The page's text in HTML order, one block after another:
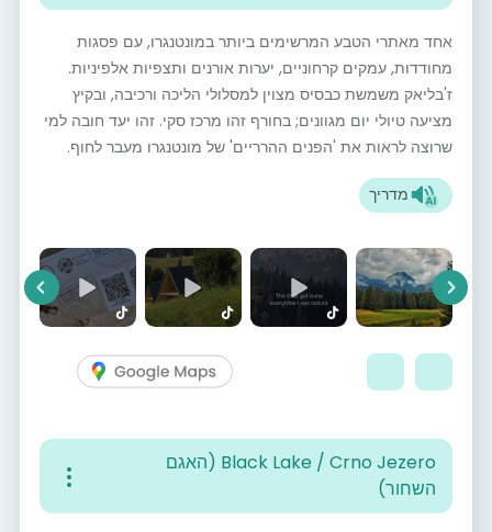
אחד מאתרי הטבע המרשימים ביותר במונטנגרו, עם פסגות
מחודדות, עמקים קרחוניים, יערות אורנים ותצפיות אלפיניות.
ז'בליאק משמשת כבסיס מצוין למסלולי הליכה ורכיבה, ובקיץ
מציעה טיולי יום מגוונים; בחורף זהו מרכז סקי. זהו יעד חובה למי
שרוצה לראות את 'הפנים ההרריים' של מונטנגרו מעבר לחוף.
מדריך
Next
Black Lake / Crno Jezero (האגם
השחור)